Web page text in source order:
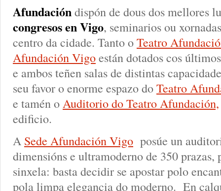
Afundacióndispón de dous dos mellores
congresos en Vigo, seminarios ou
centro da cidade. Tanto oTeatro
Afundación Vigoestán dotados cos
e ambos teñen salas de distintas
seu favor o enorme espazo doTeatro
e tamén oAuditorio do Teatro Afundación,
edificio.
A Sede Afundación Vigo posúe un
dimensións e ultramoderno de 350 prazas,
sinxela: basta decidir se apostar polo
pola limpa elegancia do moderno. En